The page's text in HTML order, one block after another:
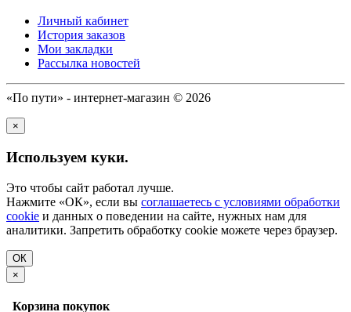
Личный кабинет
История заказов
Мои закладки
Рассылка новостей
«По пути» - интернет-магазин © 2026
×
Используем куки.
Это чтобы сайт работал лучше.
Нажмите «ОК», если вы соглашаетесь с условиями обработки
cookie и данных о поведении на сайте, нужных нам для
аналитики. Запретить обработку cookie можете через браузер.
ОК
×
Корзина покупок